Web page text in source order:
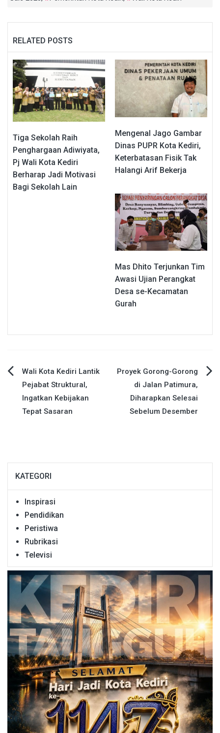
RELATED POSTS
Tiga Sekolah Raih
Penghargaan Adiwiyata,
Pj Wali Kota Kediri
Berharap Jadi Motivasi
Bagi Sekolah Lain
Mengenal Jago Gambar
Dinas PUPR Kota Kediri,
Keterbatasan Fisik Tak
Halangi Arif Bekerja
Mas Dhito Terjunkan Tim
Awasi Ujian Perangkat
Desa se-Kecamatan
Gurah
Navigasi
pos
Wali Kota Kediri Lantik
Pejabat Struktural,
Ingatkan Kebijakan
Tepat Sasaran
Proyek Gorong-Gorong
di Jalan Patimura,
Diharapkan Selesai
Sebelum Desember
KATEGORI
Inspirasi
Pendidikan
Peristiwa
Rubrikasi
Televisi